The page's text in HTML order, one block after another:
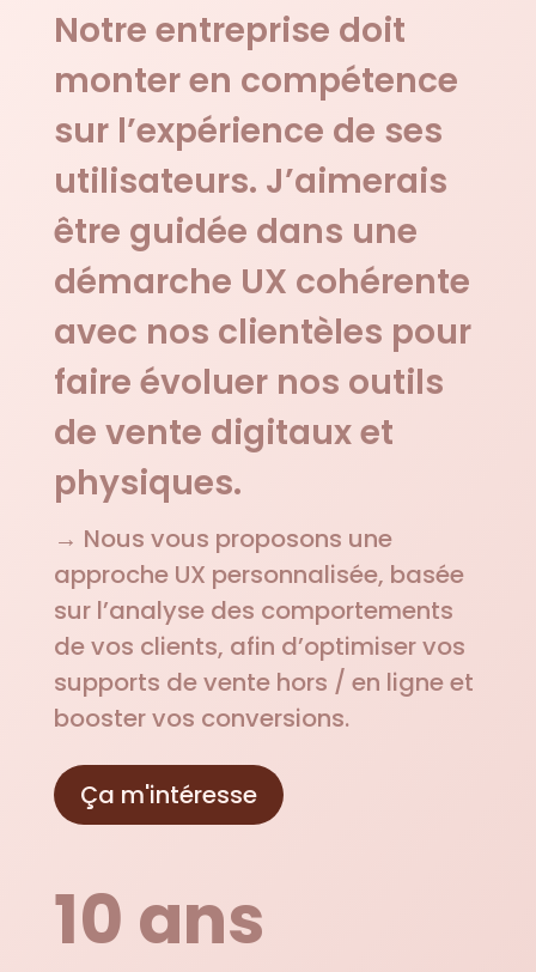
Notre entreprise doit
monter en compétence
sur l’expérience de ses
utilisateurs. J’aimerais
être guidée dans une
démarche UX cohérente
avec nos clientèles pour
faire évoluer nos outils
de vente digitaux et
physiques.
→ Nous vous proposons une
approche UX personnalisée, basée
sur l’analyse des comportements
de vos clients, afin d’optimiser vos
supports de vente hors / en ligne et
booster vos conversions.
Ça m'intéresse
10 ans